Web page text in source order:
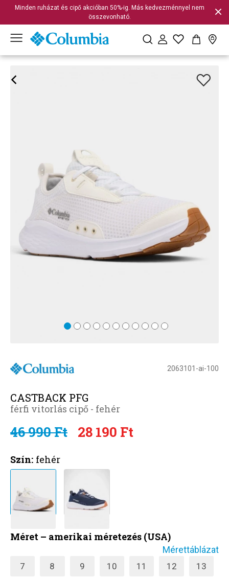
Minden ruházat és cipő akcióban 50%-ig. Más kedvezménnyel nem
összevonható.
2063101-ai-100
CASTBACK PFG
férfi vitorlás cipő - fehér
46 990 Ft 28 190 Ft
Szín: fehér
Méret – amerikai méretezés (USA)
Mérettáblázat
7 8 9 10 11 12 13